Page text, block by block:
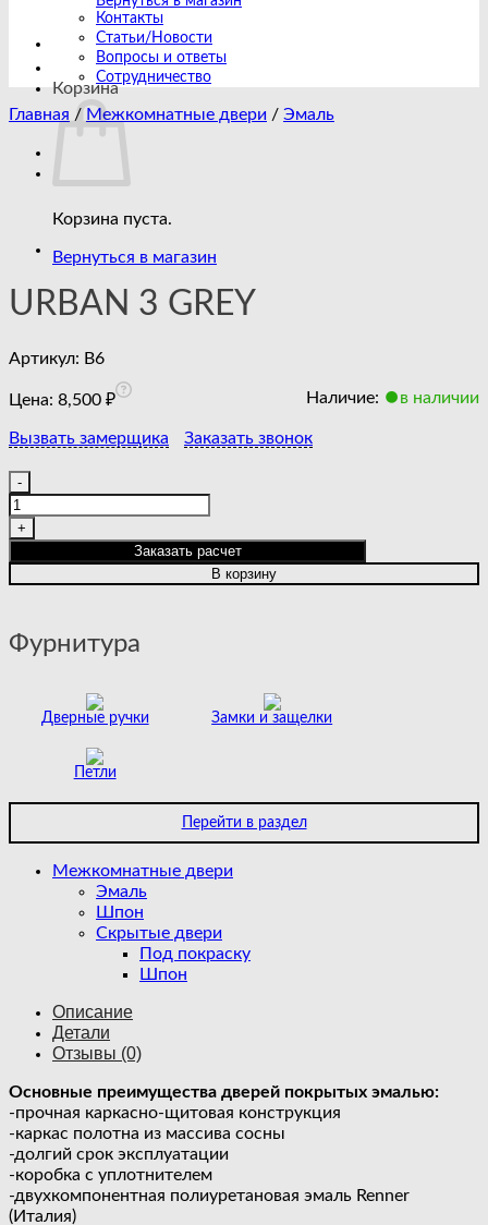
Корзина
Корзина пуста.
Вернуться в магазин
Контакты
Статьи/Новости
Вопросы и ответы
Сотрудничество
Главная / Межкомнатные двери / Эмаль
URBAN 3 GREY
Артикул: B6
Цена: 8,500 ₽ Наличие: в наличии
Вызвать замерщика Заказать звонок
товара
URBAN
3
GREY
Заказать расчет
В корзину
Фурнитура
Дверные ручки Замки и защелки
Петли
Перейти в раздел
Межкомнатные двери
Эмаль
Шпон
Скрытые двери
Под покраску
Шпон
Описание
Детали
Отзывы (0)
Основные преимущества дверей покрытых эмалью:
-прочная каркасно-щитовая конструкция
-каркас полотна из массива сосны
-долгий срок эксплуатации
-коробка с уплотнителем
-двухкомпонентная полиуретановая эмаль Renner
(Италия)